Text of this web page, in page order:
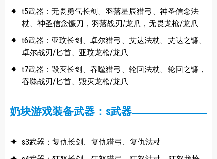
t5武器：无畏勇气长剑、羽落星辰猎弓、神圣信念法
杖、神圣信念镰刀，羽落战刃/龙爪，无畏龙枪/龙爪
t6武器：亚玟长剑、卓尔猎弓、艾达法杖、艾达之镰、
卓尔战刃/匕首、亚玟龙枪/龙爪
t7武器：毁灭长剑、吞噬猎弓、轮回法杖、轮回之镰，
吞噬战刃/匕首、毁灭龙枪/龙爪
奶块游戏装备武器：s武器
s3武器：复仇长剑、复仇猎弓、复仇法杖